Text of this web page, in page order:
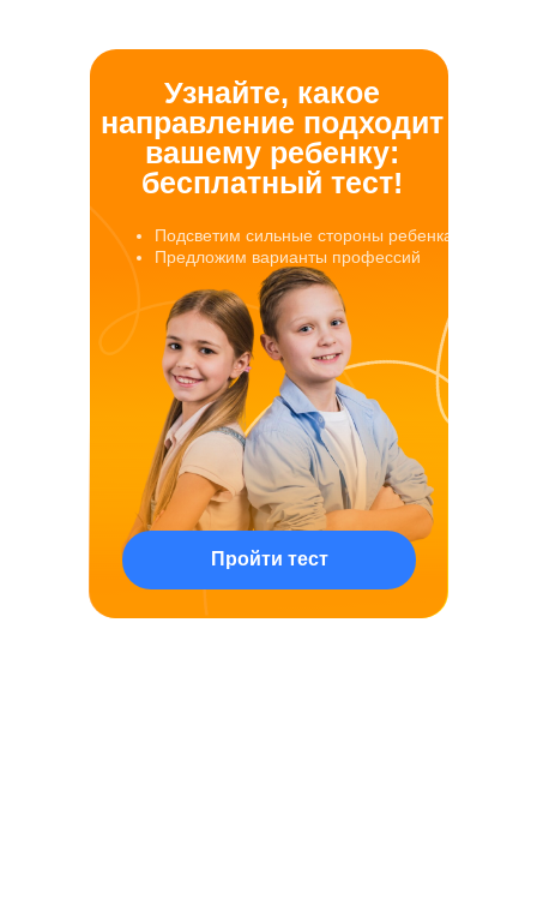
Подсветим сильные стороны ребенка
Предложим варианты профессий
Узнайте, какое
направление подходит
вашему ребенку:
бесплатный тест!
Пройти тест